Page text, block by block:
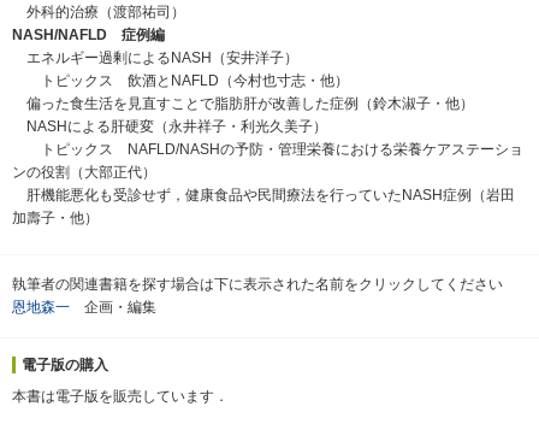
外科的治療（渡部祐司）
NASH/NAFLD 症例編
エネルギー過剰によるNASH（安井洋子）
トピックス 飲酒とNAFLD（今村也寸志・他）
偏った食生活を見直すことで脂肪肝が改善した症例（鈴木淑子・他）
NASHによる肝硬変（永井祥子・利光久美子）
トピックス NAFLD/NASHの予防・管理栄養における栄養ケアステーショ
ンの役割（大部正代）
肝機能悪化も受診せず，健康食品や民間療法を行っていたNASH症例（岩田
加壽子・他）
執筆者の関連書籍を探す場合は下に表示された名前をクリックしてください
恩地森一 企画・編集
電子版の購入
本書は電子版を販売しています．